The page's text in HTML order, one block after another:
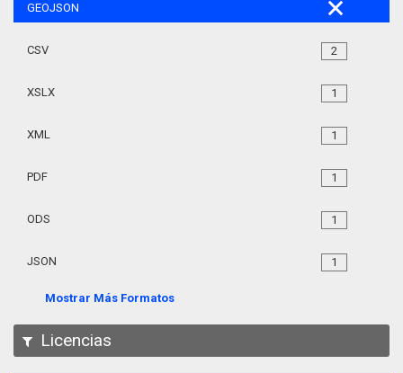
GEOJSON
2
CSV
1
XSLX
1
XML
1
PDF
1
ODS
1
JSON
Mostrar Más Formatos
Licencias